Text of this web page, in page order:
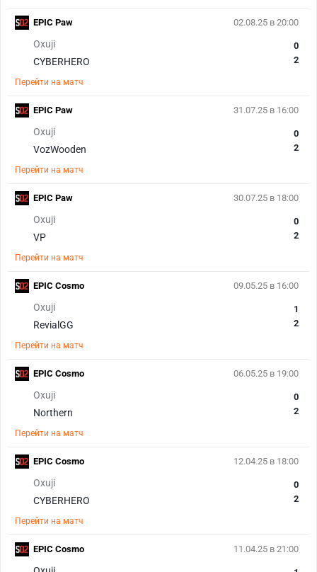
02.08.25 в 20:00
Oxuji
CYBERHERO
0
2
Перейти на матч
EPIC Paw
31.07.25 в 16:00
Oxuji
VozWooden
0
2
Перейти на матч
EPIC Paw
30.07.25 в 18:00
Oxuji
VP
0
2
Перейти на матч
EPIC Paw
09.05.25 в 16:00
Oxuji
RevialGG
1
2
Перейти на матч
EPIC Cosmo
06.05.25 в 19:00
Oxuji
Northern
0
2
Перейти на матч
EPIC Cosmo
12.04.25 в 18:00
Oxuji
CYBERHERO
0
2
Перейти на матч
EPIC Cosmo
11.04.25 в 21:00
EPIC Cosmo